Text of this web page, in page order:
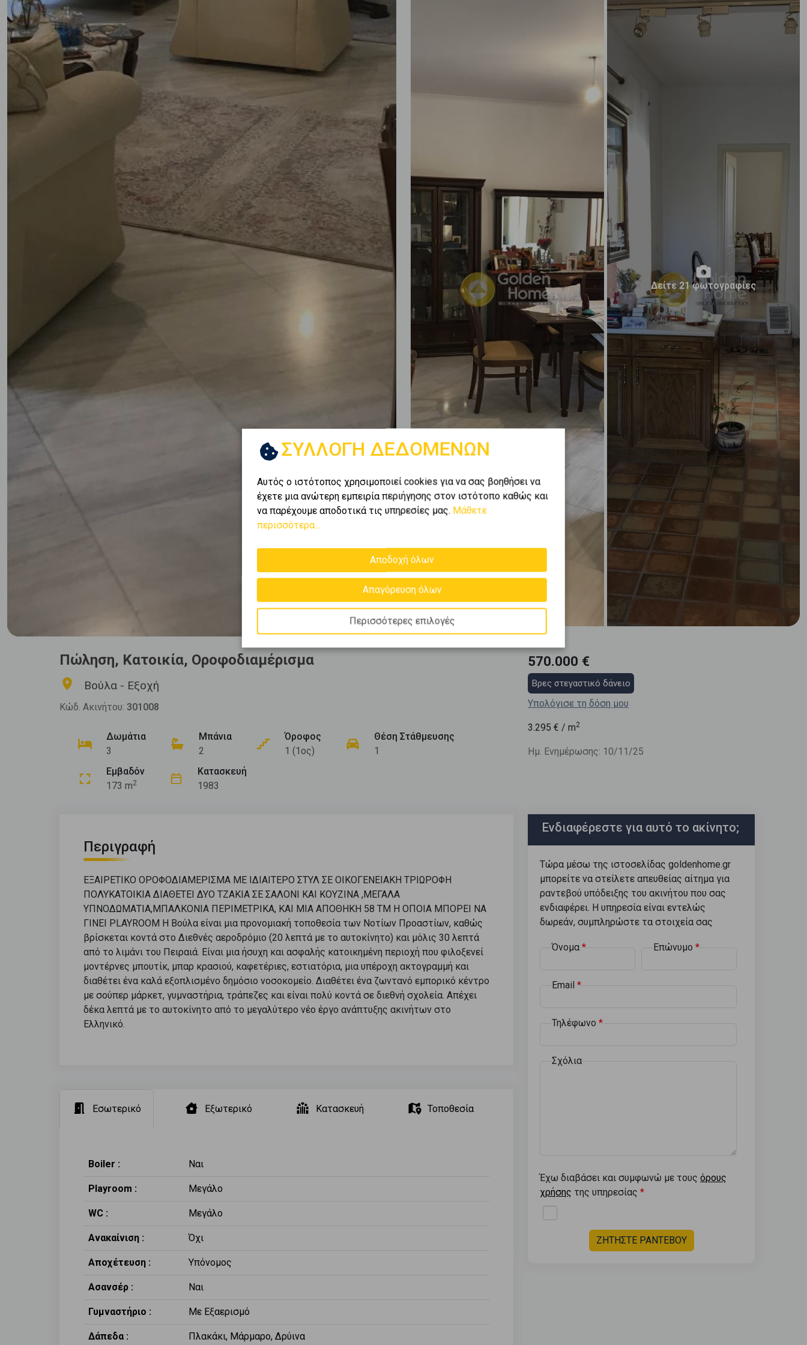
Δείτε 21 φωτογραφίες
Πώληση, Κατοικία, Οροφοδιαμέρισμα
Βούλα - Εξοχή
Κώδ. Ακινήτου: 301008
Δωμάτια
3
Μπάνια
2
Όροφος
1 (1ος)
Θέση Στάθμευσης
1
Εμβαδόν
173 m2
Κατασκευή
1983
570.000 €
Βρες στεγαστικό δάνειο
Υπολόγισε τη δόση μου
3.295 € / m2
Ημ. Ενημέρωσης: 10/11/25
Περιγραφή
ΕΞΑΙΡΕΤΙΚΟ ΟΡΟΦΟΔΙΑΜΕΡΙΣΜΑ ΜΕ ΙΔΙΑΙΤΕΡΟ ΣΤΥΛ ΣΕ ΟΙΚΟΓΕΝΕΙΑΚΗ ΤΡΙΩΡΟΦΗ
ΠΟΛΥΚΑΤΟΙΚΙΑ ΔΙΑΘΕΤΕΙ ΔΥΟ ΤΖΑΚΙΑ ΣΕ ΣΑΛΟΝΙ ΚΑΙ ΚΟΥΖΙΝΑ ,ΜΕΓΑΛΑ
ΥΠΝΟΔΩΜΑΤΙΑ,ΜΠΑΛΚΟΝΙΑ ΠΕΡΙΜΕΤΡΙΚΑ, ΚΑΙ ΜΙΑ ΑΠΟΘΗΚΗ 58 ΤΜ Η ΟΠΟΙΑ ΜΠΟΡΕΙ ΝΑ
ΓΙΝΕΙ PLAYROOM Η Βούλα είναι μια προνομιακή τοποθεσία των Νοτίων Προαστίων, καθώς
βρίσκεται κοντά στο Διεθνές αεροδρόμιο (20 λεπτά με το αυτοκίνητο) και μόλις 30 λεπτά
από το λιμάνι του Πειραιά. Είναι μια ήσυχη και ασφαλής κατοικημένη περιοχή που φιλοξενεί
μοντέρνες μπουτίκ, μπαρ κρασιού, καφετέριες, εστιατόρια, μια υπέροχη ακτογραμμή και
διαθέτει ένα καλά εξοπλισμένο δημόσιο νοσοκομείο. Διαθέτει ένα ζωντανό εμπορικό κέντρο
με σούπερ μάρκετ, γυμναστήρια, τράπεζες και είναι πολύ κοντά σε διεθνή σχολεία. Απέχει
δέκα λεπτά με το αυτοκίνητο από το μεγαλύτερο νέο έργο ανάπτυξης ακινήτων στο
Ελληνικό.
Ενδιαφέρεστε για αυτό το ακίνητο;
Τώρα μέσω της ιστοσελίδας goldenhome.gr
μπορείτε να στείλετε απευθείας αίτημα για
ραντεβού υπόδειξης του ακινήτου που σας
ενδιαφέρει. Η υπηρεσία είναι εντελώς
δωρεάν, συμπληρώστε τα στοιχεία σας
Όνομα Επώνυμο
Email
Τηλέφωνο
Σχόλια
Έχω διαβάσει και συμφωνώ με τους όρους
χρήσης της υπηρεσίας
ΖΗΤΗΣΤΕ ΡΑΝΤΕΒΟΥ
Εσωτερικό Εξωτερικό Κατασκευή Τοποθεσία
Boiler : Ναι
Playroom : Μεγάλο
WC : Μεγάλο
Ανακαίνιση : Όχι
Αποχέτευση : Υπόνομος
Ασανσέρ : Ναι
Γυμναστήριο : Με Εξαερισμό
Δάπεδα : Πλακάκι, Μάρμαρο, Δρύινα
ΣΥΛΛΟΓΗ ΔΕΔΟΜΕΝΩΝ
Αυτός ο ιστότοπος χρησιμοποιεί cookies για να σας βοηθήσει να
έχετε μια ανώτερη εμπειρία περιήγησης στον ιστότοπο καθώς και
να παρέχουμε αποδοτικά τις υπηρεσίες μας. Μάθετε
περισσότερα...
Αποδοχή όλων
Απαγόρευση όλων
Περισσότερες επιλογές